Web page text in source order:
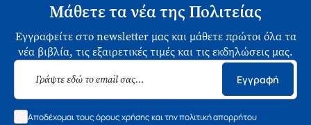
Μάθετε τα νέα της Πολιτείας
Εγγραφείτε στο newsletter μας και μάθετε πρώτοι όλα τα
νέα βιβλία, τις εξαιρετικές τιμές και τις εκδηλώσεις μας.
Εγγραφή
Αποδέχομαι τους όρους χρήσης και την πολιτική απορρήτου